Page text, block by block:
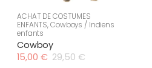
ACHAT DE COSTUMES
ENFANTS,Cowboys / Indiens
enfants
Cowboy
29,50 €
Le
15,00 €
Le